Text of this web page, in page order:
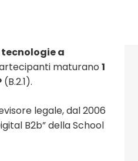
tecnologie a
maturano 1
(B.2.1).
legale, dal 2006
B2b” della School